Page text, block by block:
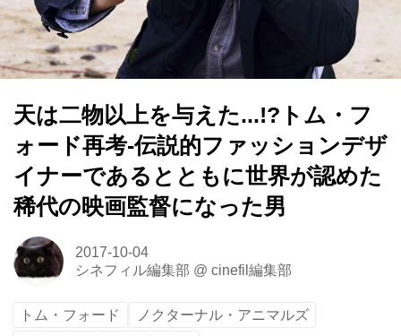
天は二物以上を与えた...!?トム・フ
ォード再考-伝説的ファッションデザ
イナーであるとともに世界が認めた
稀代の映画監督になった男
2017-10-04
シネフィル編集部 @ cinefil編集部
トム・フォード
ノクターナル・アニマルズ